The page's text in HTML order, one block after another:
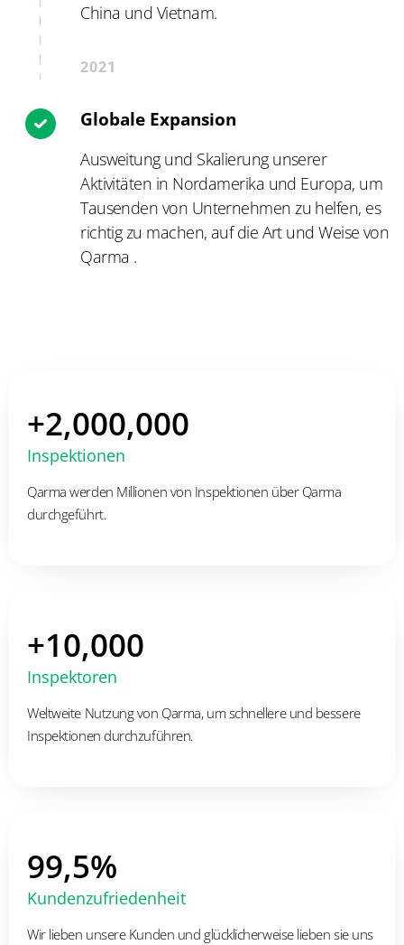
China und Vietnam.
2021
Globale Expansion
Ausweitung und Skalierung unserer
Aktivitäten in Nordamerika und Europa, um
Tausenden von Unternehmen zu helfen, es
richtig zu machen, auf die Art und Weise von
Qarma .
+2,000,000
Inspektionen
Qarma werden Millionen von Inspektionen über Qarma
durchgeführt.
+10,000
Inspektoren
Weltweite Nutzung von Qarma, um schnellere und bessere
Inspektionen durchzuführen.
99,5%
Kundenzufriedenheit
Wir lieben unsere Kunden und glücklicherweise lieben sie uns